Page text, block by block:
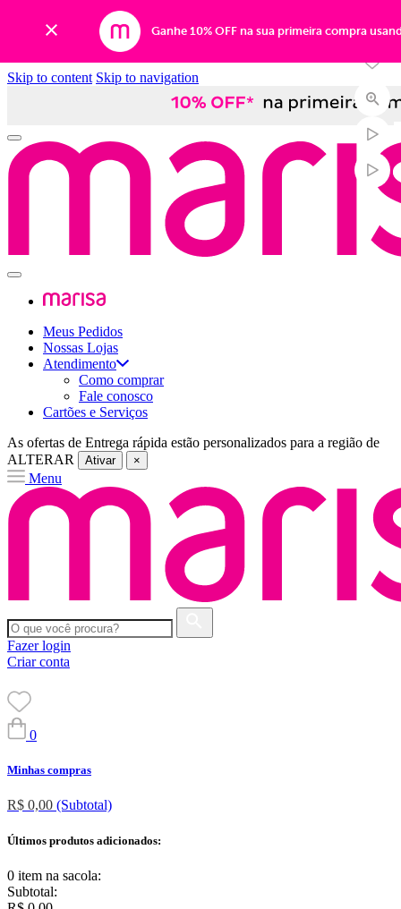
Ganhe 10% OFF na sua primeira compra
Skip to content Skip to navigation
Meus Pedidos
Nossas Lojas
Atendimento
Como comprar
Fale conosco
Cartões e Serviços
As ofertas de Entrega rápida estão personalizados para a região de
ALTERAR
Ativar ×
Menu
Fazer login
Criar conta
0
Minhas compras
R$ 0,00 (Subtotal)
Últimos produtos adicionados:
0 item na sacola:
Subtotal: